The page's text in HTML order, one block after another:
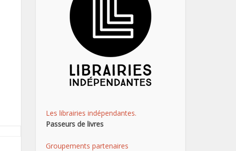
Les librairies indépendantes.
Passeurs de livres
Groupements partenaires